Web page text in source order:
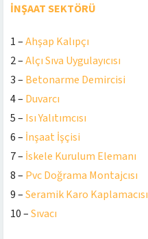
İNŞAAT SEKTÖRÜ
1 –Ahşap Kalıpçı
2 –Alçı Sıva Uygulayıcısı
3 – Betonarme Demircisi
4 – Duvarcı
5 – Isı Yalıtımcısı
6 – İnşaat İşçisi
7 – İskele Kurulum Elemanı
8 – Pvc Doğrama Montajcısı
9 –Seramik Karo Kaplamacısı
10 –Sıvacı